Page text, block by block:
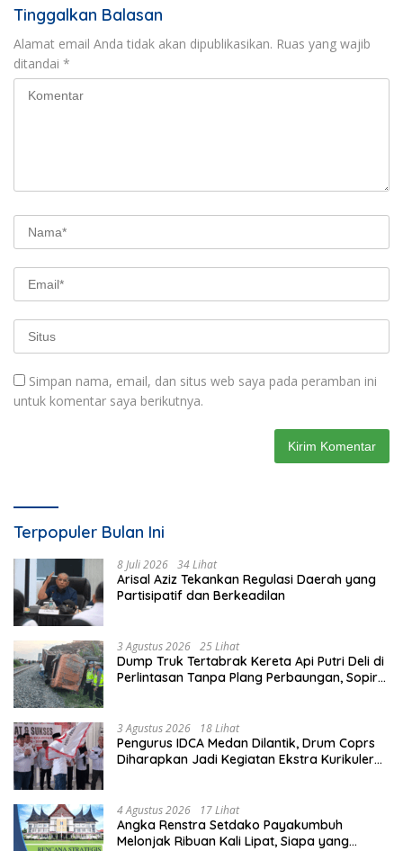
Tinggalkan Balasan
Alamat email Anda tidak akan dipublikasikan. Ruas yang wajib
ditandai *
Simpan nama, email, dan situs web saya pada peramban ini
untuk komentar saya berikutnya.
Terpopuler Bulan Ini
8 Juli 2026 34 Lihat
Arisal Aziz Tekankan Regulasi Daerah yang
Partisipatif dan Berkeadilan
3 Agustus 2026 25 Lihat
Dump Truk Tertabrak Kereta Api Putri Deli di
Perlintasan Tanpa Plang Perbaungan, Sopir
3 Agustus 2026 18 Lihat
Pengurus IDCA Medan Dilantik, Drum Coprs
Diharapkan Jadi Kegiatan Ekstra Kurikuler
4 Agustus 2026 17 Lihat
Angka Renstra Setdako Payakumbuh
Melonjak Ribuan Kali Lipat, Siapa yang